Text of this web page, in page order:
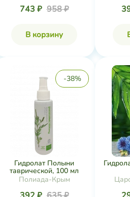
743 ₽ 958 ₽
В корзину
-38%
Гидролат Полыни
таврической, 100 мл
Полиада-Крым